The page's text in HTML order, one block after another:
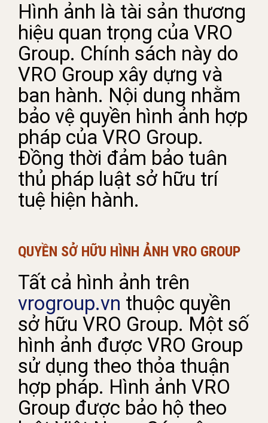
Hình ảnh là tài sản thương
hiệu quan trọng của VRO
Group. Chính sách này do
VRO Group xây dựng và
ban hành. Nội dung nhằm
bảo vệ quyền hình ảnh hợp
pháp của VRO Group.
Đồng thời đảm bảo tuân
thủ pháp luật sở hữu trí
tuệ hiện hành.
QUYỀN SỞ HỮU HÌNH ẢNH VRO GROUP
Tất cả hình ảnh trên
vrogroup.vn thuộc quyền
sở hữu VRO Group. Một số
hình ảnh được VRO Group
sử dụng theo thỏa thuận
hợp pháp. Hình ảnh VRO
Group được bảo hộ theo